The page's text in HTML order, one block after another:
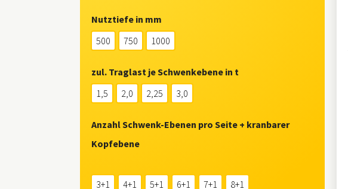
Nutztiefe in mm
500
750 1000
zul. Traglast je Schwenkebene in t
1,5
2,0 2,25 3,0
Anzahl Schwenk-Ebenen pro Seite + kranbarer
Kopfebene
3+1 4+1 5+1 6+1 7+1 8+1